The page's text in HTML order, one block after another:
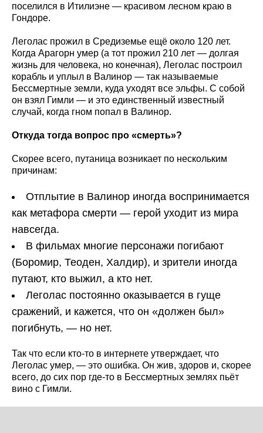
поселился в Итилиэне — красивом лесном краю в
Гондоре.
Леголас прожил в Средиземье ещё около 120 лет.
Когда Арагорн умер (а тот прожил 210 лет — долгая
жизнь для человека, но конечная), Леголас построил
корабль и уплыл в Валинор — так называемые
Бессмертные земли, куда уходят все эльфы. С собой
он взял Гимли — и это единственный известный
случай, когда гном попал в Валинор.
Откуда тогда вопрос про «смерть»?
Скорее всего, путаница возникает по нескольким
причинам:
Отплытие в Валинор иногда воспринимается
как метафора смерти — герой уходит из мира
навсегда.
В фильмах многие персонажи погибают
(Боромир, Теоден, Халдир), и зрители иногда
путают, кто выжил, а кто нет.
Леголас постоянно оказывается в гуще
сражений, и кажется, что он «должен был»
погибнуть, — но нет.
Так что если кто-то в интернете утверждает, что
Леголас умер, — это ошибка. Он жив, здоров и, скорее
всего, до сих пор где-то в Бессмертных землях пьёт
вино с Гимли.